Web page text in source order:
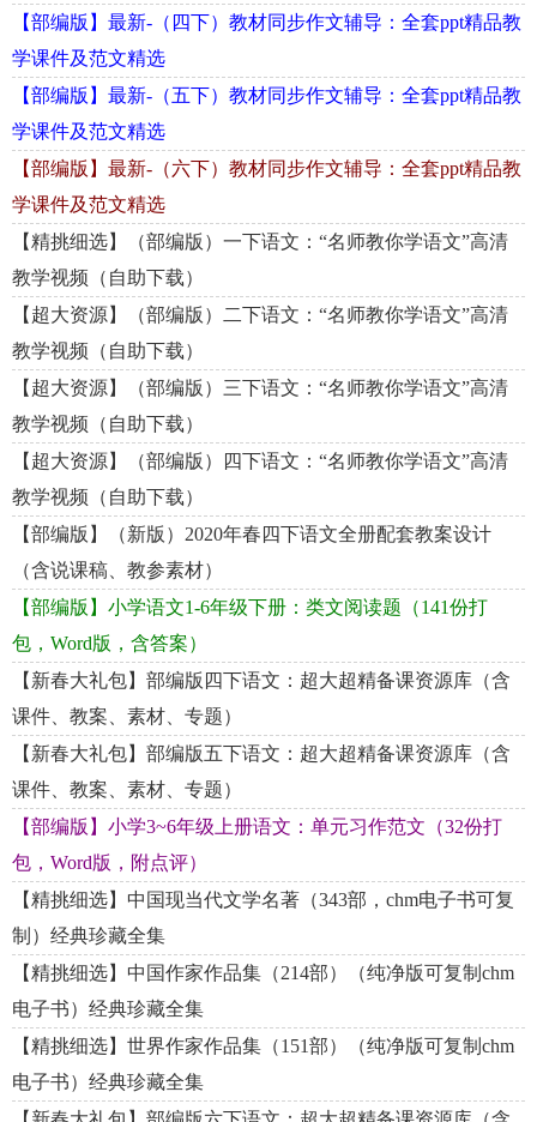
【部编版】最新-（四下）教材同步作文辅导：全套ppt精品教
学课件及范文精选
【部编版】最新-（五下）教材同步作文辅导：全套ppt精品教
学课件及范文精选
【部编版】最新-（六下）教材同步作文辅导：全套ppt精品教
学课件及范文精选
【精挑细选】（部编版）一下语文：“名师教你学语文”高清
教学视频（自助下载）
【超大资源】（部编版）二下语文：“名师教你学语文”高清
教学视频（自助下载）
【超大资源】（部编版）三下语文：“名师教你学语文”高清
教学视频（自助下载）
【超大资源】（部编版）四下语文：“名师教你学语文”高清
教学视频（自助下载）
【部编版】（新版）2020年春四下语文全册配套教案设计
（含说课稿、教参素材）
【部编版】小学语文1-6年级下册：类文阅读题（141份打
包，Word版，含答案）
【新春大礼包】部编版四下语文：超大超精备课资源库（含
课件、教案、素材、专题）
【新春大礼包】部编版五下语文：超大超精备课资源库（含
课件、教案、素材、专题）
【部编版】小学3~6年级上册语文：单元习作范文（32份打
包，Word版，附点评）
【精挑细选】中国现当代文学名著（343部，chm电子书可复
制）经典珍藏全集
【精挑细选】中国作家作品集（214部）（纯净版可复制chm
电子书）经典珍藏全集
【精挑细选】世界作家作品集（151部）（纯净版可复制chm
电子书）经典珍藏全集